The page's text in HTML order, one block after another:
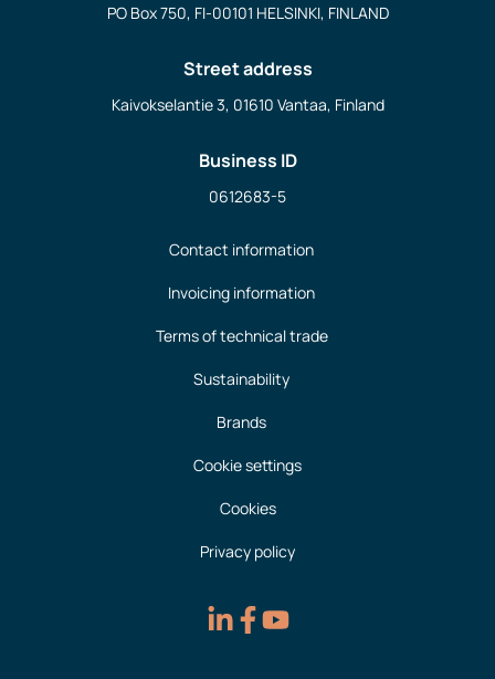
PO Box 750, FI-00101 HELSINKI, FINLAND
Street address
Kaivokselantie 3, 01610 Vantaa, Finland
Business ID
0612683-5
Contact information
Invoicing information
Terms of technical trade
Sustainability
Brands
Cookie settings
Cookies
Privacy policy